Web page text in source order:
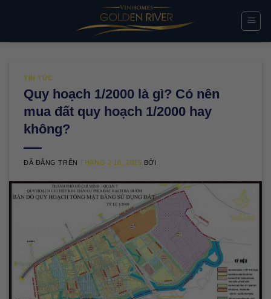
TIN TỨC
Quy hoạch 1/2000 là gì? Có nên
mua đất quy hoạch 1/2000 hay
không?
ĐÃ ĐĂNG TRÊNTHÁNG 2 18, 2025 BỞI